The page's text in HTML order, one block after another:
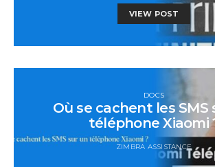
VIEW POST
DOCS
Où se cachent les SMS
téléphone Xiaomi
ZIMBRA ASSISTANCE